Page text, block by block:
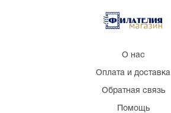
О нас
Оплата и доставка
Обратная связь
Помощь